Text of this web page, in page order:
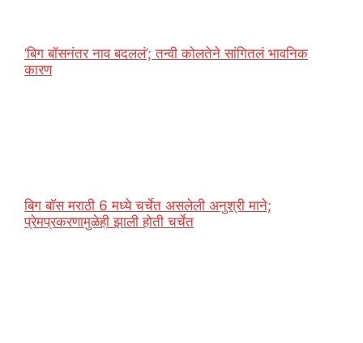
‘बिग बॉसनंतर नाव बदललं’; तन्वी कोलतेने सांगितलं भावनिक
कारण
बिग बॉस मराठी 6 मध्ये चर्चेत असलेली अनुश्री माने;
प्रेमप्रकरणामुळेही झाली होती चर्चेत